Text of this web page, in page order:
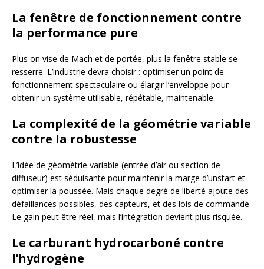
La fenêtre de fonctionnement contre
la performance pure
Plus on vise de Mach et de portée, plus la fenêtre stable se
resserre. L’industrie devra choisir : optimiser un point de
fonctionnement spectaculaire ou élargir l’enveloppe pour
obtenir un système utilisable, répétable, maintenable.
La complexité de la géométrie variable
contre la robustesse
L’idée de géométrie variable (entrée d’air ou section de
diffuseur) est séduisante pour maintenir la marge d’unstart et
optimiser la poussée. Mais chaque degré de liberté ajoute des
défaillances possibles, des capteurs, et des lois de commande.
Le gain peut être réel, mais l’intégration devient plus risquée.
Le carburant hydrocarboné contre
l’hydrogène